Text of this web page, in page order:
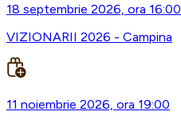
18 septembrie 2026, ora 16:00
VIZIONARII 2026 - Campina
11 noiembrie 2026, ora 19:00